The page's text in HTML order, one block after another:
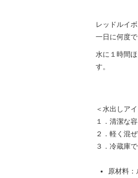
レッドルイ
一日に何度
水に１時間
す。
＜水出しア
１．清潔な
２．軽く混
３．冷蔵庫
原材料